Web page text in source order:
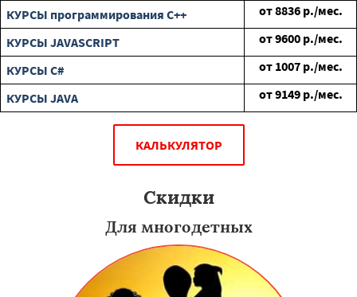
КУРСЫ программирования C++
от8836 р./мес.
КУРСЫ JAVASCRIPT
от9600 р./мес.
КУРСЫ C#
от 1007 р./мес.
КУРСЫ JAVA
от9149 р./мес.
КАЛЬКУЛЯТОР
Скидки
Для многодетных